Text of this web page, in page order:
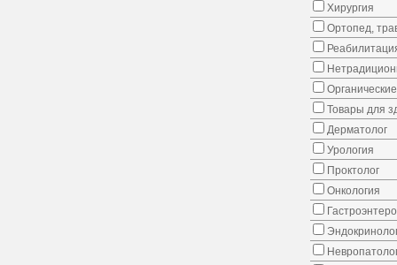
Хирургия
Ортопед,
Товары для
Дерматолог
Урология
Проктолог
Онкология